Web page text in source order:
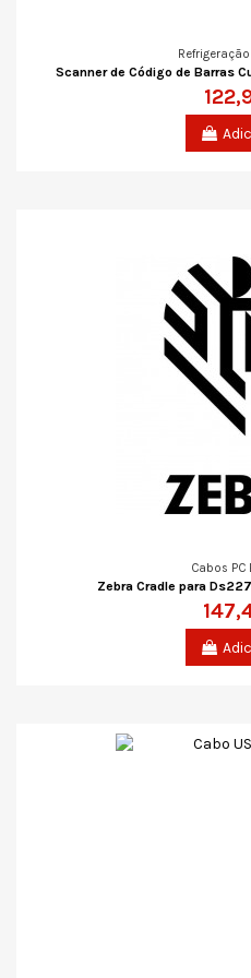
Scanner de Código de Barras
Cabos PC
Zebra Cradle para